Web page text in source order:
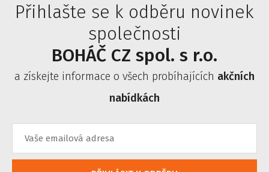
Přihlašte se k odběru novinek
společnosti
BOHÁČ CZ spol. s r.o.
a získejte informace o všech probíhajících akčních
nabídkách